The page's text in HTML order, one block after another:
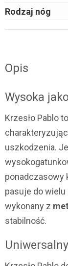
Rodzaj nóg
Opis
Wysoka
Krzesło Pablo to
uszkodzenia.
ponadczasowy
pasuje do
wykonany z
stabilność.